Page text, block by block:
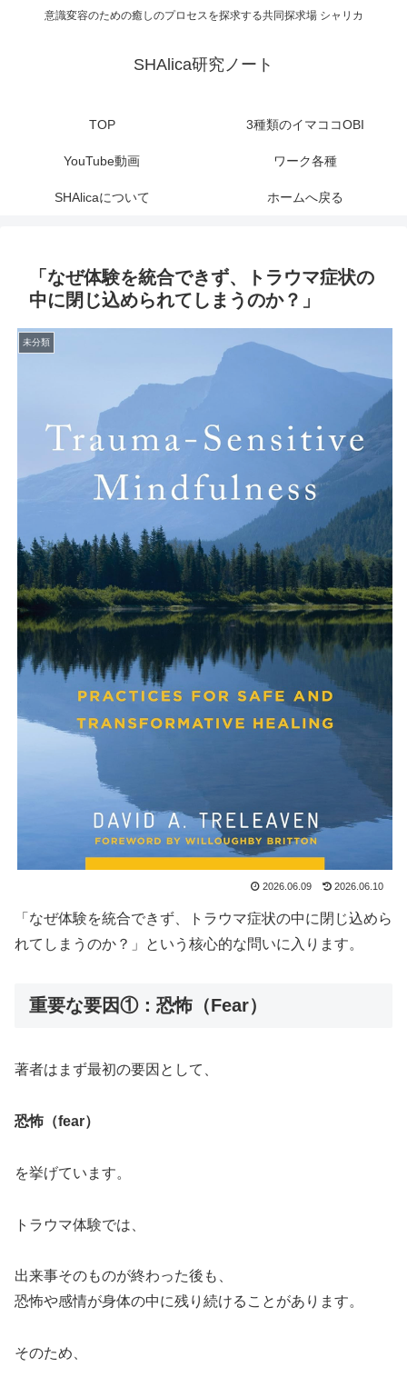
意識変容のための癒しのプロセスを探求する共同探求場 シャリカ
SHAlica研究ノート
TOP 3種類のイマココOBI
YouTube動画 ワーク各種
SHAlicaについて ホームへ戻る
「なぜ体験を統合できず、トラウマ症状の
中に閉じ込められてしまうのか？」
未分類
2026.06.09 2026.06.10
「なぜ体験を統合できず、トラウマ症状の中に閉じ込めら
れてしまうのか？」という核心的な問いに入ります。
重要な要因①：恐怖（Fear）
著者はまず最初の要因として、
恐怖（fear）
を挙げています。
トラウマ体験では、
出来事そのものが終わった後も、
恐怖や感情が身体の中に残り続けることがあります。
そのため、